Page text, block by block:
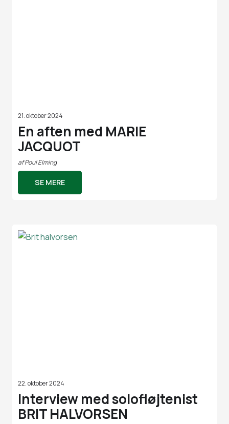
21. oktober 2024
En aften med MARIE
JACQUOT
afPoul Elming
SE MERE
22. oktober 2024
Interview med solofløjtenist
BRIT HALVORSEN